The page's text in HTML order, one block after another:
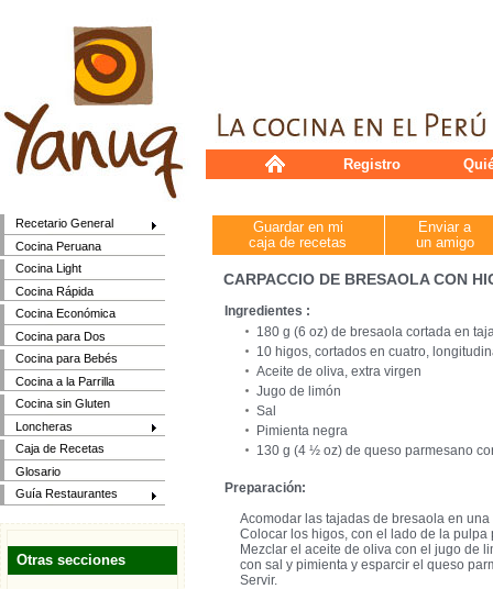
Recetario General
Cocina Peruana
Cocina Light
Cocina Rápida
Cocina Económica
Cocina para Dos
Cocina para Bebés
Cocina a la Parrilla
Cocina sin Gluten
Loncheras
Caja de Recetas
Glosario
Guía Restaurantes
Otras secciones
Registro
Guardar en mi
caja de recetas
Enviar a
un amigo
CARPACCIO DE BRESAOLA CON
Ingredientes :
180 g (6 oz) de bresaola cortada en
10 higos, cortados en cuatro,
Aceite de oliva, extra virgen
Jugo de limón
Sal
Pimienta negra
130 g (4 ½ oz) de queso parmesano
Preparación:
Acomodar las tajadas de bresaola en
Colocar los higos, con el lado de la
Mezclar el aceite de oliva con el jugo de
con sal y pimienta y esparcir el queso
Servir.